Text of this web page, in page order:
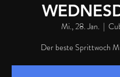
Mi., 28. Jan.
  |
Der beste Sprittwoch